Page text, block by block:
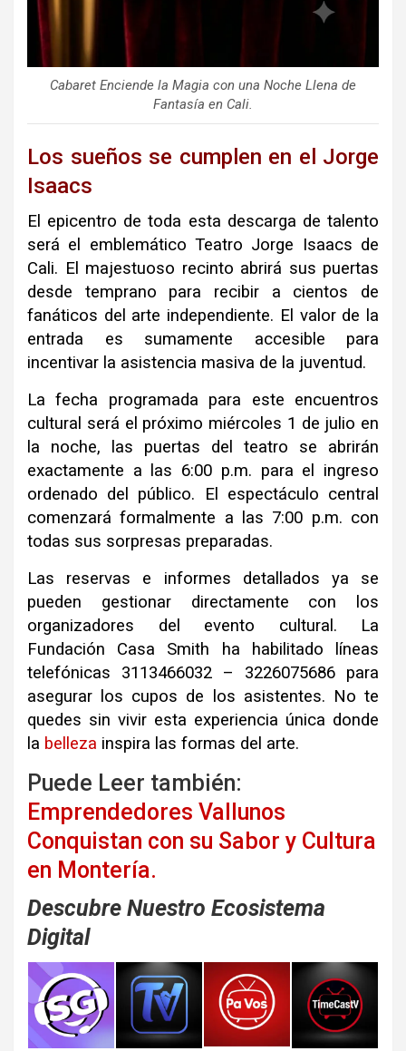
Cabaret Enciende la Magia con una Noche Llena de
Fantasía en Cali.
Los sueños se cumplen en el Jorge
Isaacs
El epicentro de toda esta descarga de talento
será el emblemático Teatro Jorge Isaacs de
Cali. El majestuoso recinto abrirá sus puertas
desde temprano para recibir a cientos de
fanáticos del arte independiente. El valor de la
entrada es sumamente accesible para
incentivar la asistencia masiva de la juventud.
La fecha programada para este encuentros
cultural será el próximo miércoles 1 de julio en
la noche, las puertas del teatro se abrirán
exactamente a las 6:00 p.m. para el ingreso
ordenado del público. El espectáculo central
comenzará formalmente a las 7:00 p.m. con
todas sus sorpresas preparadas.
Las reservas e informes detallados ya se
pueden gestionar directamente con los
organizadores del evento cultural. La
Fundación Casa Smith ha habilitado líneas
telefónicas 3113466032 – 3226075686 para
asegurar los cupos de los asistentes. No te
quedes sin vivir esta experiencia única donde
la belleza inspira las formas del arte.
Puede Leer también:
Emprendedores Vallunos
Conquistan con su Sabor y Cultura
en Montería.
Descubre Nuestro Ecosistema
Digital